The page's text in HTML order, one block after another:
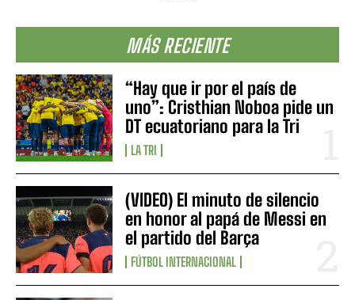
MÁS RECIENTE
“Hay que ir por el país de
uno”: Cristhian Noboa pide un
DT ecuatoriano para la Tri
LA TRI
(VIDEO) El minuto de silencio
en honor al papá de Messi en
el partido del Barça
FÚTBOL INTERNACIONAL